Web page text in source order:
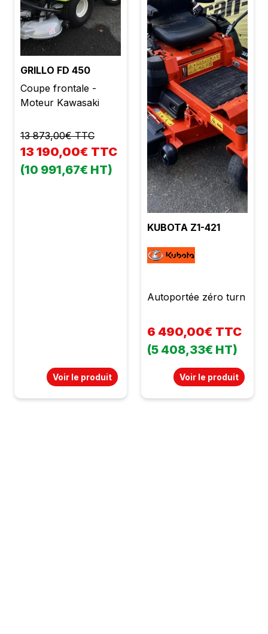
Éjection arrière
Ramassage intégré
Bac arrière Vidage
hydraulique Bac à
vidage en hauteur
État neuf Garantie 2
ans TVA récupérable
Prix : 22990,00 €
TTC
GRILLO FD 450
Coupe frontale -
Moteur Kawasaki
13 873,00€ TTC
13 190,00€ TTC
(10 991,67€ HT)
Voir le produit
KUBOTA Z1-421
Autoportée zéro turn
6 490,00€ TTC
(5 408,33€ HT)
Voir le produit